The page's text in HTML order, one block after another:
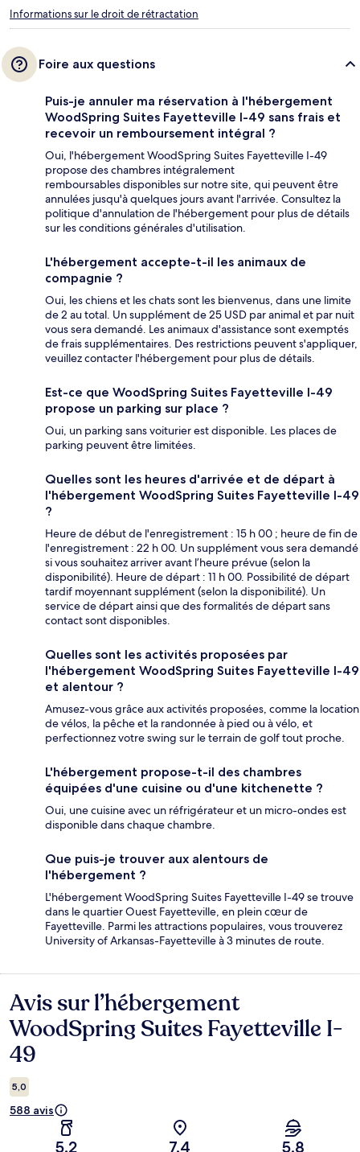
Informations sur le droit de rétractation
Foire aux questions
Puis-je annuler ma réservation à l'hébergement
WoodSpring Suites Fayetteville I-49 sans frais et
recevoir un remboursement intégral ?
Oui, l'hébergement WoodSpring Suites Fayetteville I-49
propose des chambres intégralement
remboursables disponibles sur notre site, qui peuvent être
annulées jusqu'à quelques jours avant l'arrivée. Consultez la
politique d'annulation de l'hébergement pour plus de détails
sur les conditions générales d'utilisation.
L'hébergement accepte-t-il les animaux de
compagnie ?
Oui, les chiens et les chats sont les bienvenus, dans une limite
de 2 au total. Un supplément de 25 USD par animal et par nuit
vous sera demandé. Les animaux d'assistance sont exemptés
de frais supplémentaires. Des restrictions peuvent s'appliquer,
veuillez contacter l'hébergement pour plus de détails.
Est-ce que WoodSpring Suites Fayetteville I-49
propose un parking sur place ?
Oui, un parking sans voiturier est disponible. Les places de
parking peuvent être limitées.
Quelles sont les heures d'arrivée et de départ à
l'hébergement WoodSpring Suites Fayetteville I-49
?
Heure de début de l'enregistrement : 15 h 00 ; heure de fin de
l'enregistrement : 22 h 00. Un supplément vous sera demandé
si vous souhaitez arriver avant l’heure prévue (selon la
disponibilité). Heure de départ : 11 h 00. Possibilité de départ
tardif moyennant supplément (selon la disponibilité). Un
service de départ ainsi que des formalités de départ sans
contact sont disponibles.
Quelles sont les activités proposées par
l'hébergement WoodSpring Suites Fayetteville I-49
et alentour ?
Amusez-vous grâce aux activités proposées, comme la location
de vélos, la pêche et la randonnée à pied ou à vélo, et
perfectionnez votre swing sur le terrain de golf tout proche.
L'hébergement propose-t-il des chambres
équipées d'une cuisine ou d'une kitchenette ?
Oui, une cuisine avec un réfrigérateur et un micro-ondes est
disponible dans chaque chambre.
Que puis-je trouver aux alentours de
l'hébergement ?
L'hébergement WoodSpring Suites Fayetteville I-49 se trouve
dans le quartier Ouest Fayetteville, en plein cœur de
Fayetteville. Parmi les attractions populaires, vous trouverez
University of Arkansas-Fayetteville à 3 minutes de route.
Avis
Avis sur l’hébergement
WoodSpring Suites Fayetteville I-
49
5,0
588 avis
5,2 7,4 5,8